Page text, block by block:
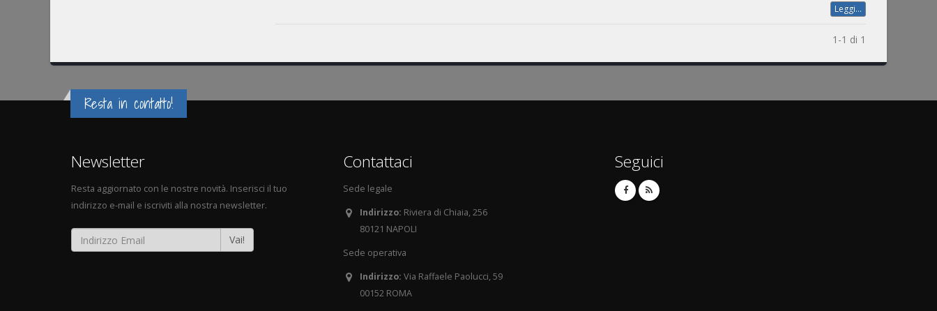
Leggi...
1-1 di 1
Resta in contatto!
Newsletter
Resta aggiornato con le nostre novità. Inserisci il tuo
indirizzo e-mail e iscriviti alla nostra newsletter.
Vai!
Contattaci
Sede legale
Indirizzo: Riviera di Chiaia, 256
80121 NAPOLI
Sede operativa
Indirizzo: Via Raffaele Paolucci, 59
00152 ROMA
Seguici